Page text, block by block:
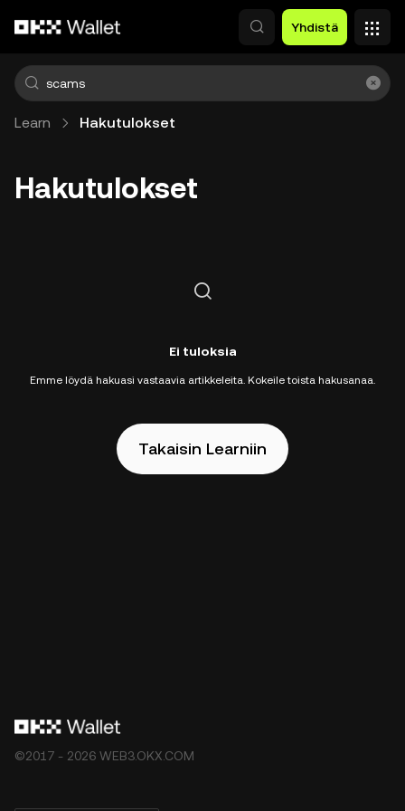
Yhdistä
Learn Hakutulokset
Hakutulokset
Ei tuloksia
Emme löydä hakuasi vastaavia artikkeleita. Kokeile toista hakusanaa.
Takaisin Learniin
©2017 - 2026 WEB3.OKX.COM